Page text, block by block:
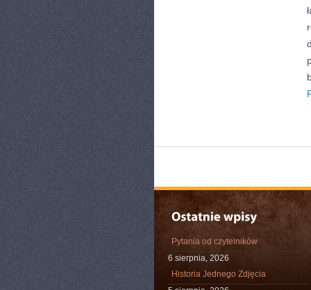
Pytania od czytelników
6 sierpnia, 2026
Historia Jednego Zdjęcia